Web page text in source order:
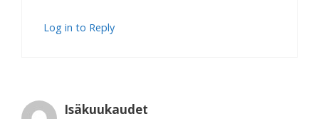
Log in to Reply
Isäkuukaudet